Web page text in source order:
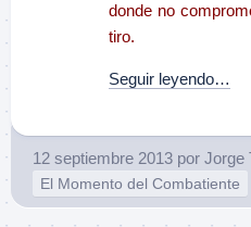
donde no
tiro.
Seguir leyendo…
12 septiembre 2013 por Jorge
El Momento del Combatiente